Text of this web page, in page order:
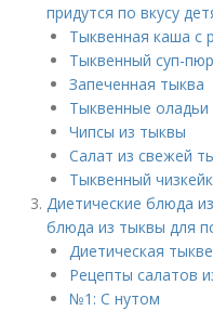
придутся по вкусу
Тыквенная каша с
Тыквенный суп-
Запеченная тыква
Тыквенные оладьи
Чипсы из тыквы
Салат из свежей
Тыквенный чизкейк
Диетические блюда
блюда из тыквы для
Диетическая
Рецепты салатов
№1: С нутом